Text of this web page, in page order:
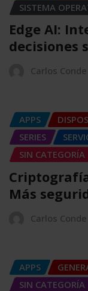
SISTEMA
Edge AI:
decisiones
Carlos Conde
APPS
SERIES
SIN CATEGORÍA
Más
Carlos Conde
APPS
SIN CATEGORÍA